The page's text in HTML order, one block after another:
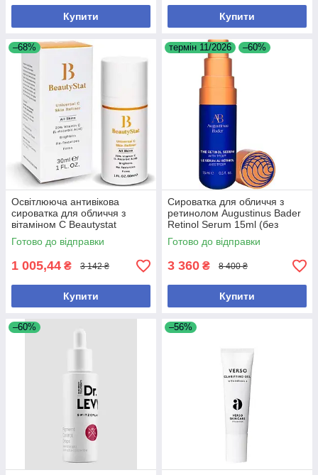
Купити Купити
–68%
Освітлююча антивікова
сироватка для обличчя з
вітаміном С Beautystat
Universal C Skin Refiner 30 мл
Готово до відправки
1 005,44 ₴ 3 142 ₴
Купити
термін 11/2026 –60%
Сироватка для обличчя з
ретинолом Augustinus Bader
Retinol Serum 15ml (без
коробки)
Готово до відправки
3 360 ₴ 8 400 ₴
Купити
–60% –56%